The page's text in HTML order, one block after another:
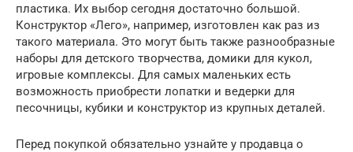
пластика. Их выбор сегодня достаточно большой.
Конструктор «Лего», например, изготовлен как раз из
такого материала. Это могут быть также разнообразные
наборы для детского творчества, домики для кукол,
игровые комплексы. Для самых маленьких есть
возможность приобрести лопатки и ведерки для
песочницы, кубики и конструктор из крупных деталей.
Перед покупкой обязательно узнайте у продавца о